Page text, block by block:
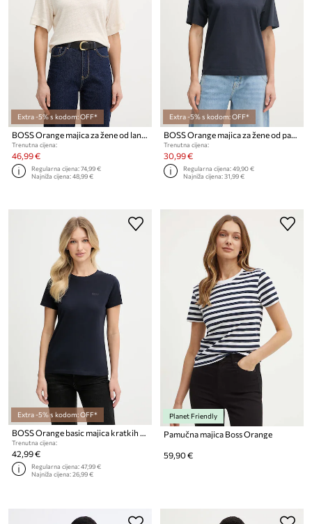
Extra -5% s kodom: OFF*
BOSS Orange majica za žene od lana C Emma
Trenutna cijena:
46,99 €
Regularna cijena:74,99 €
Najniža cijena:48,99 €
Extra -5% s kodom: OFF*
BOSS Orange majica za žene od pamuka C Eregular 6
Trenutna cijena:
30,99 €
Regularna cijena:49,90 €
Najniža cijena:31,99 €
Extra -5% s kodom: OFF*
BOSS Orange basic majica kratkih rukava ženska pamučna C Esogo 1
Trenutna cijena:
42,99 €
Regularna cijena:47,99 €
Najniža cijena:26,99 €
Planet Friendly
Pamučna majica Boss Orange
59,90 €